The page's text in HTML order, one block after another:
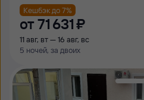
Кешбэк до 7%
от 71 ⁠631 ⁠₽
11 авг, вт — 16 авг, вс
5 ночей, за двоих